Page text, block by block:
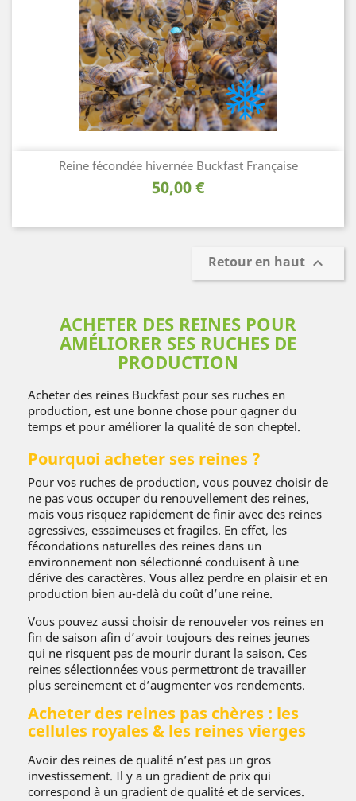
ACHETER DES REINES POUR
AMÉLIORER SES RUCHES DE
PRODUCTION
Acheter des reines Buckfast pour ses ruches en
production, est une bonne chose pour gagner du
temps et pour améliorer la qualité de son cheptel.
Pourquoi acheter ses reines ?
Pour vos ruches de production, vous pouvez choisir de
ne pas vous occuper du renouvellement des reines,
mais vous risquez rapidement de finir avec des reines
agressives, essaimeuses et fragiles. En effet, les
fécondations naturelles des reines dans un
environnement non sélectionné conduisent à une
dérive des caractères. Vous allez perdre en plaisir et en
production bien au-delà du coût d’une reine.
Vous pouvez aussi choisir de renouveler vos reines en
fin de saison afin d’avoir toujours des reines jeunes
qui ne risquent pas de mourir durant la saison. Ces
reines sélectionnées vous permettront de travailler
plus sereinement et d’augmenter vos rendements.
Acheter des reines pas chères : les
cellules royales & les reines vierges
Avoir des reines de qualité n’est pas un gros
investissement. Il y a un gradient de prix qui
correspond à un gradient de qualité et de services.
Reine fécondée hivernée Buckfast Française
Prix
50,00 €
Retour en haut 